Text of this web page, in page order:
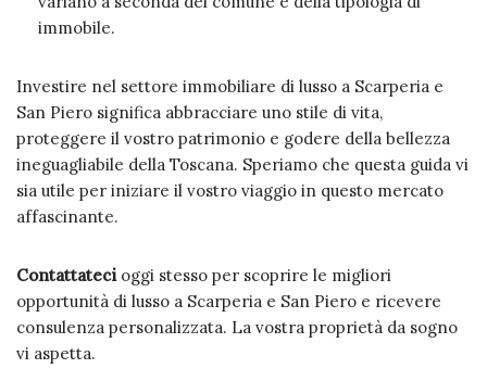
immobile.
Investire nel settore immobiliare di lusso a Scarperia e
San Piero significa abbracciare uno stile di vita,
proteggere il vostro patrimonio e godere della bellezza
ineguagliabile della Toscana. Speriamo che questa guida vi
sia utile per iniziare il vostro viaggio in questo mercato
affascinante.
Contattatecioggi stesso per scoprire le migliori
opportunità di lusso a Scarperia e San Piero e ricevere
consulenza personalizzata. La vostra proprietà da sogno
vi aspetta.